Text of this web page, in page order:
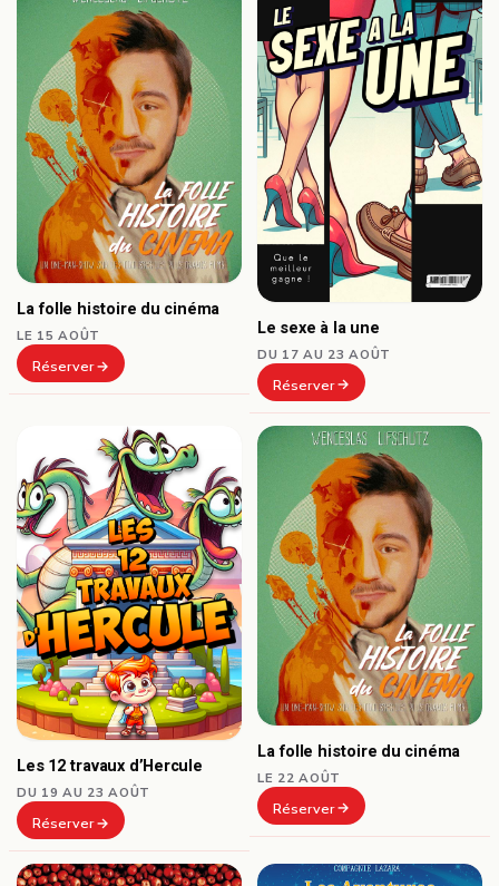
La folle histoire du cinéma
LE 15 AOÛT
Réserver
Le sexe à la une
DU 17 AU 23 AOÛT
Réserver
Les 12 travaux d’Hercule
DU 19 AU 23 AOÛT
Réserver
La folle histoire du cinéma
LE 22 AOÛT
Réserver